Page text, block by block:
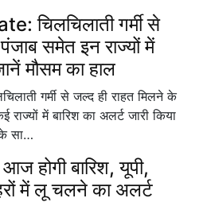
चिलचिलाती गर्मी से
समेत इन राज्यों में
मौसम का हाल
गर्मी से जल्द ही राहत मिलने के
में बारिश का अलर्ट जारी किया
सा…
होगी बारिश, यूपी,
में लू चलने का अलर्ट